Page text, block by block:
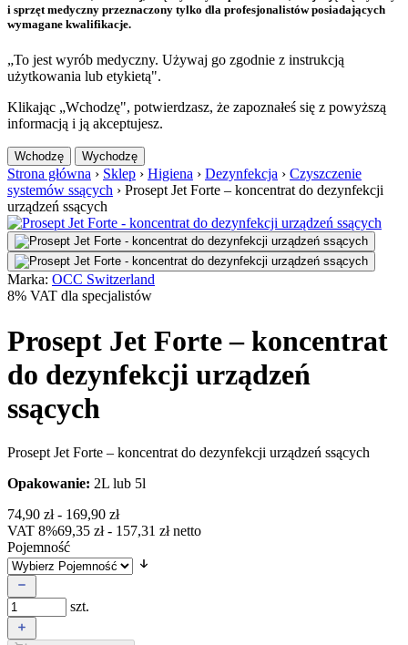
i sprzęt medyczny przeznaczony tylko dla profesjonalistów posiadających
wymagane kwalifikacje.
„To jest wyrób medyczny. Używaj go zgodnie z instrukcją
użytkowania lub etykietą".
Klikając „Wchodzę", potwierdzasz, że zapoznałeś się z powyższą
informacją i ją akceptujesz.
Wchodzę Wychodzę
Strona główna › Sklep › Higiena › Dezynfekcja › Czyszczenie
systemów ssących › Prosept Jet Forte – koncentrat do dezynfekcji
urządzeń ssących
Marka: OCC Switzerland
8% VAT dla specjalistów
Prosept Jet Forte – koncentrat
do dezynfekcji urządzeń
ssących
Prosept Jet Forte – koncentrat do dezynfekcji urządzeń ssących
Opakowanie: 2L lub 5l
74,90 zł- 169,90 zł
VAT 8%69,35 zł- 157,31 złnetto
Pojemność
szt.